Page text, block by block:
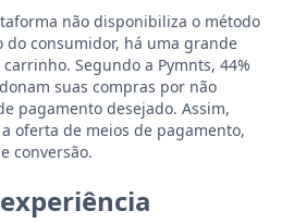
não disponibiliza o método
consumidor, há uma grande
Segundo a Pymnts, 44%
suas compras por não
pagamento desejado. Assim,
oferta de meios de pagamento,
conversão.